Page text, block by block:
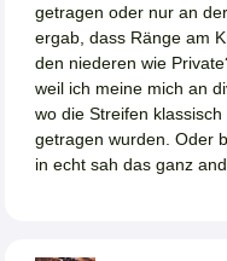
getragen oder nur an
ergab, dass Ränge am
den niederen wie
weil ich meine mich an
wo die Streifen
getragen wurden. Oder
in echt sah das ganz